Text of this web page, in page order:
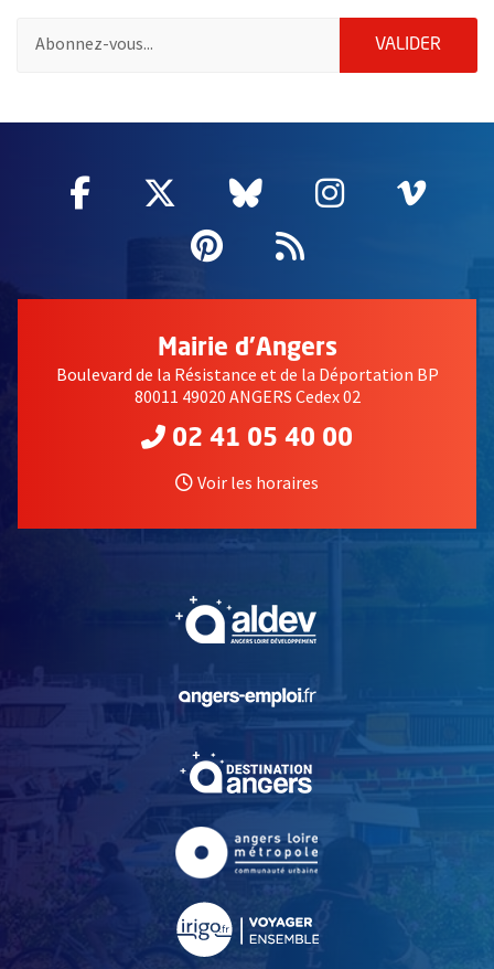
VALIDER
Facebook
, Ouvre une nouvelle fenêtre
Twitter
, Ouvre une nouvelle
Bluesky
, Ouvre une
Instagram
, Ouvre
,
Pinterest
, Ouvre une
Flux RSS
Mairie d'Angers
Boulevard de la Résistance et de la Déportation BP
80011 49020 ANGERS Cedex 02
02 41 05 40 00
Voir les horaires
, Ouvre une nouvelle
, Ouvre une nouvelle